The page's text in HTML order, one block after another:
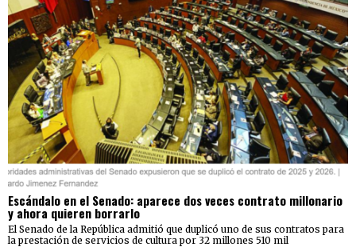
Escándalo en el Senado: aparece dos veces contrato millonario
y ahora quieren borrarlo
El Senado de la República admitió que duplicó uno de sus contratos para
la prestación de servicios de cultura por 32 millones 510 mil